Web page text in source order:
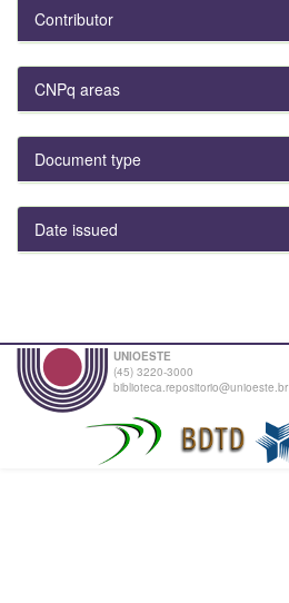
Contributor
CNPq areas
Document type
Date issued
UNIOESTE
(45) 3220-3000
biblioteca.repositorio@unioeste.br